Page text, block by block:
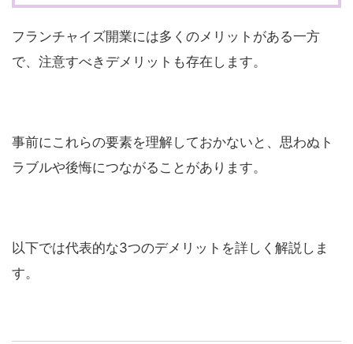
フランチャイズ開業には多くのメリットがある一方
で、注意すべきデメリットも存在します。
事前にこれらの要素を理解しておかないと、思わぬト
ラブルや後悔につながることがあります。
以下では代表的な3つのデメリットを詳しく解説しま
す。